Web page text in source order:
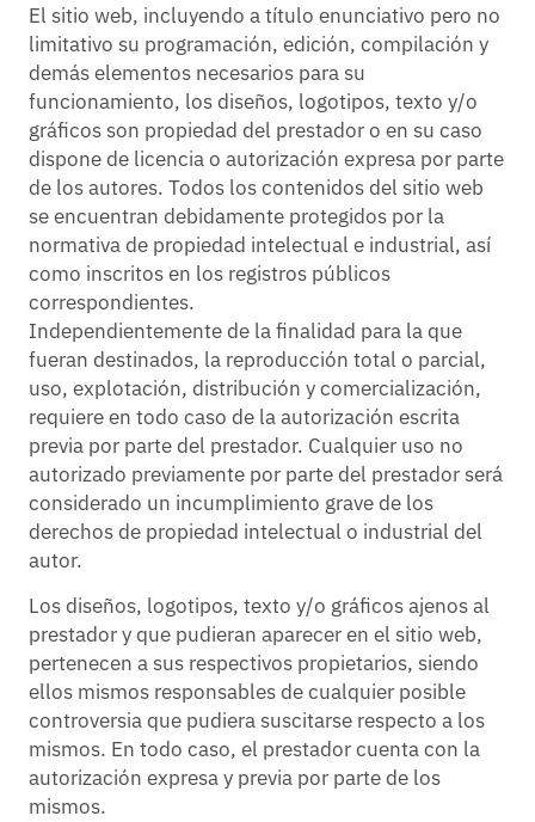
El sitio web, incluyendo a título enunciativo pero no
limitativo su programación, edición, compilación y
demás elementos necesarios para su
funcionamiento, los diseños, logotipos, texto y/o
gráficos son propiedad del prestador o en su caso
dispone de licencia o autorización expresa por parte
de los autores. Todos los contenidos del sitio web
se encuentran debidamente protegidos por la
normativa de propiedad intelectual e industrial, así
como inscritos en los registros públicos
correspondientes.
Independientemente de la finalidad para la que
fueran destinados, la reproducción total o parcial,
uso, explotación, distribución y comercialización,
requiere en todo caso de la autorización escrita
previa por parte del prestador. Cualquier uso no
autorizado previamente por parte del prestador será
considerado un incumplimiento grave de los
derechos de propiedad intelectual o industrial del
autor.
Los diseños, logotipos, texto y/o gráficos ajenos al
prestador y que pudieran aparecer en el sitio web,
pertenecen a sus respectivos propietarios, siendo
ellos mismos responsables de cualquier posible
controversia que pudiera suscitarse respecto a los
mismos. En todo caso, el prestador cuenta con la
autorización expresa y previa por parte de los
mismos.